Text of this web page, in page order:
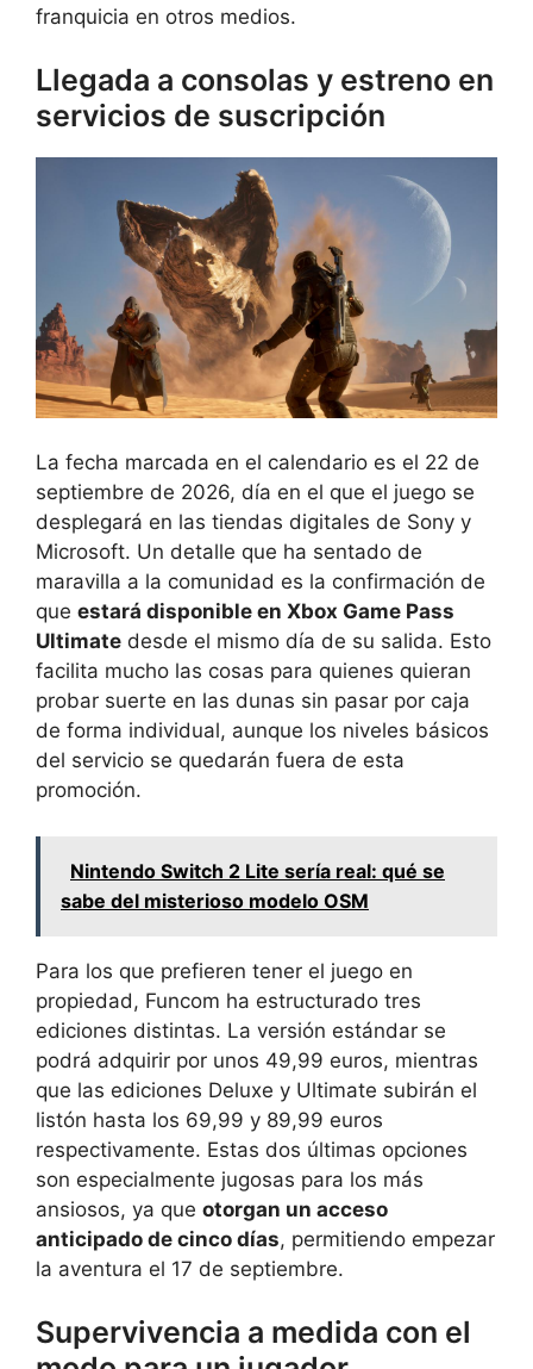
franquicia en otros medios.
Llegada a consolas y estreno en
servicios de suscripción
La fecha marcada en el calendario es el 22 de
septiembre de 2026, día en el que el juego se
desplegará en las tiendas digitales de Sony y
Microsoft. Un detalle que ha sentado de
maravilla a la comunidad es la confirmación de
que estará disponible en Xbox Game Pass
Ultimate desde el mismo día de su salida. Esto
facilita mucho las cosas para quienes quieran
probar suerte en las dunas sin pasar por caja
de forma individual, aunque los niveles básicos
del servicio se quedarán fuera de esta
promoción.
Nintendo Switch 2 Lite sería real: qué se
sabe del misterioso modelo OSM
Para los que prefieren tener el juego en
propiedad, Funcom ha estructurado tres
ediciones distintas. La versión estándar se
podrá adquirir por unos 49,99 euros, mientras
que las ediciones Deluxe y Ultimate subirán el
listón hasta los 69,99 y 89,99 euros
respectivamente. Estas dos últimas opciones
son especialmente jugosas para los más
ansiosos, ya que otorgan un acceso
anticipado de cinco días, permitiendo empezar
la aventura el 17 de septiembre.
Supervivencia a medida con el